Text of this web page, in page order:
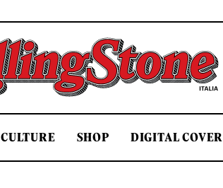
Rolling Stone Italia
CULTURE SHOP DIGITAL COVER